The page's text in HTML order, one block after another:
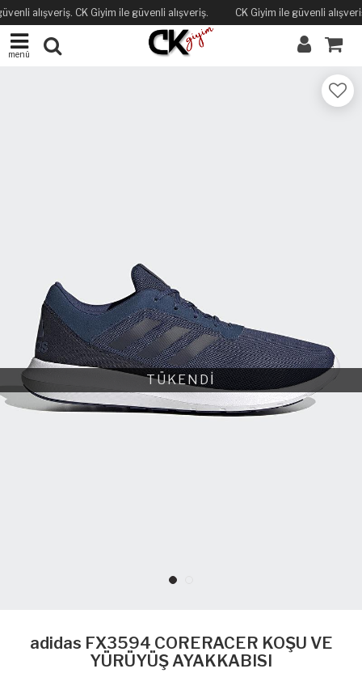
alışveriş. CK Giyim ile güvenli alışveriş. CK Giyim ile güvenli
menü
TÜKENDİ
adidas FX3594 CORERACER KOŞU VE
YÜRÜYÜŞ AYAKKABISI